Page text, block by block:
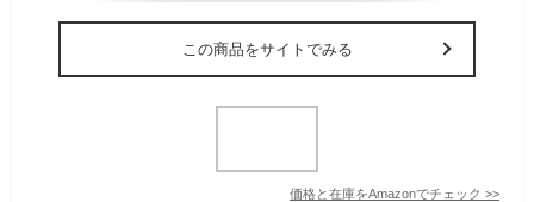
この商品をサイトでみる
価格と在庫をAmazonでチェック >>